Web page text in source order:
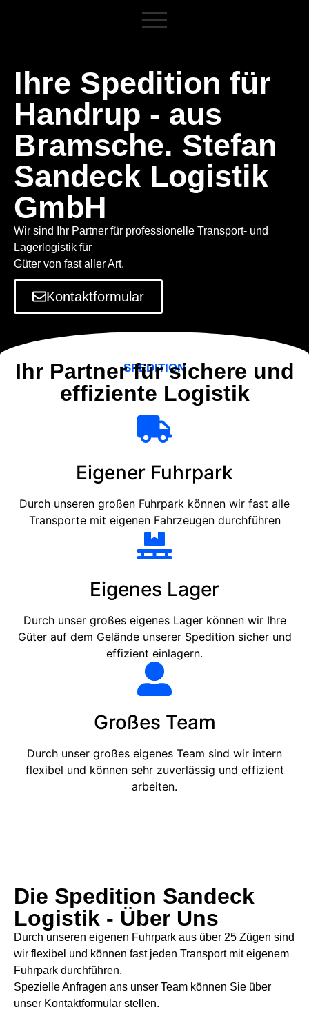
Ihre Spedition für
Handrup - aus
Bramsche. Stefan
Sandeck Logistik
GmbH
Wir sind Ihr Partner für professionelle Transport- und
Lagerlogistik für
Güter von fast aller Art.
Kontaktformular
SPEDITION
Ihr Partner für sichere und
effiziente Logistik
Eigener Fuhrpark
Durch unseren großen Fuhrpark können wir fast alle
Transporte mit eigenen Fahrzeugen durchführen
Eigenes Lager
Durch unser großes eigenes Lager können wir Ihre
Güter auf dem Gelände unserer Spedition sicher und
effizient einlagern.
Großes Team
Durch unser großes eigenes Team sind wir intern
flexibel und können sehr zuverlässig und effizient
arbeiten.
Die Spedition Sandeck
Logistik - Über Uns
Durch unseren eigenen Fuhrpark aus über 25 Zügen sind
wir flexibel und können fast jeden Transport mit eigenem
Fuhrpark durchführen.
Spezielle Anfragen ans unser Team können Sie über
unser Kontaktformular stellen.